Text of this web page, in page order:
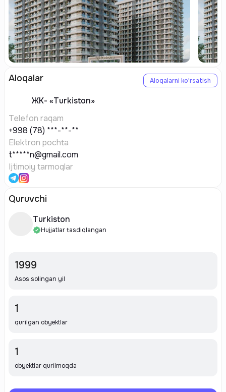
Aloqalar Aloqalarni ko'rsatish
ЖК- «Turkiston»
Telefon raqam
+998 (78) ***-**-**
Elektron pochta
t*****n@gmail.com
Ijtimoiy tarmoqlar
Quruvchi
Turkiston
Hujjatlar tasdiqlangan
1999
Asos solingan yil
1
qurilgan obyektlar
1
obyektlar qurilmoqda